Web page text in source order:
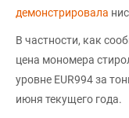
демонстрировала
В частности, как
цена мономера
уровне EUR994 за
июня текущего года.